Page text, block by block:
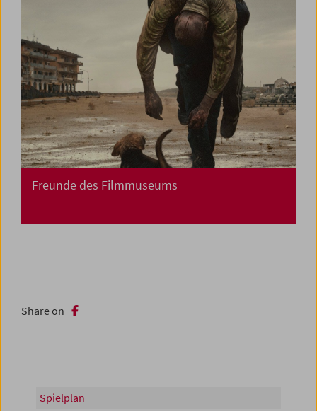
Freunde des Filmmuseums
Share on
Spielplan